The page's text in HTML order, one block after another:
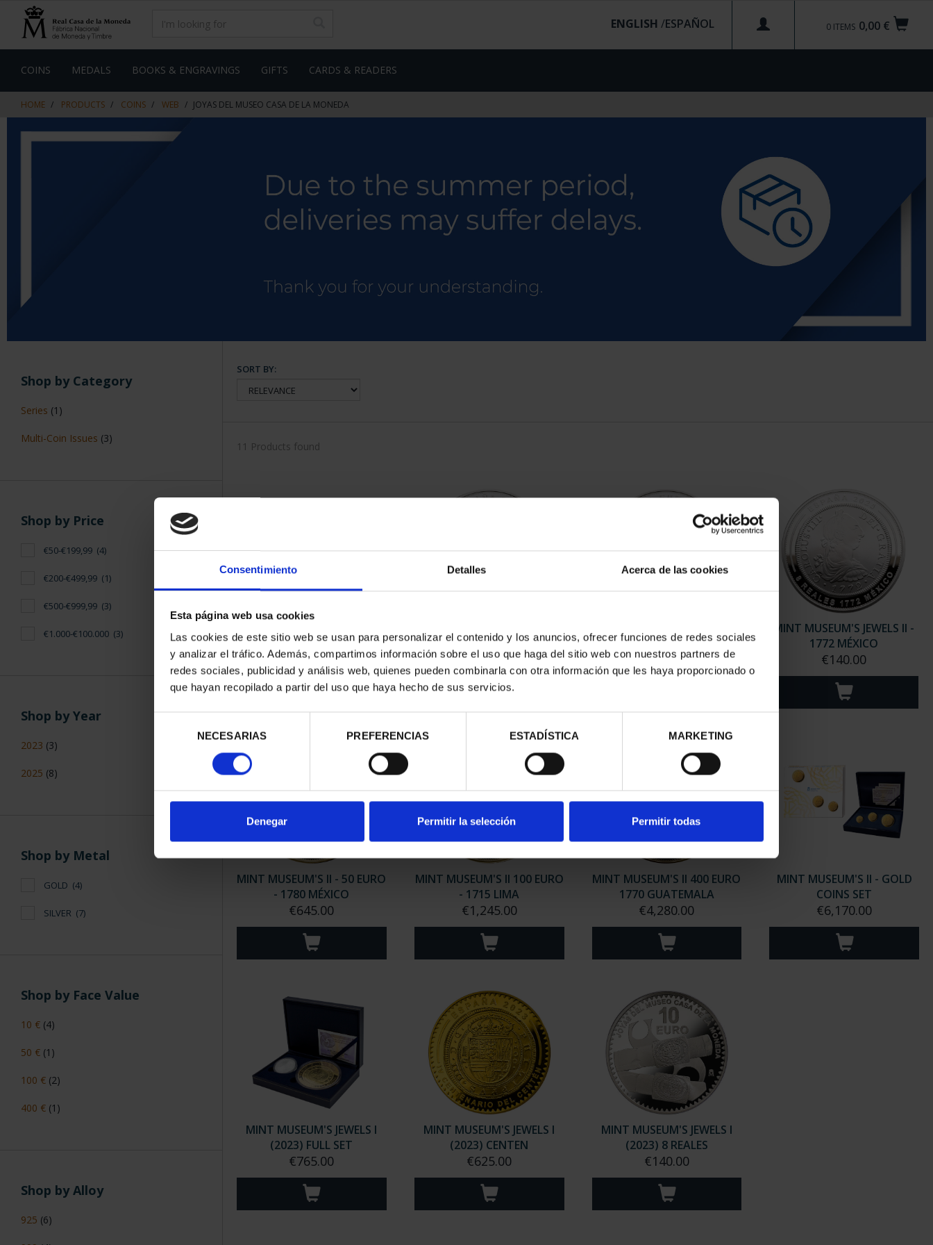
Consentimiento Detalles Acerca de las cookies
Esta página web usa cookies
Las cookies de este sitio web se usan para personalizar el contenido y los anuncios, ofrecer funciones de redes sociales
y analizar el tráfico. Además, compartimos información sobre el uso que haga del sitio web con nuestros partners de
redes sociales, publicidad y análisis web, quienes pueden combinarla con otra información que les haya proporcionado o
que hayan recopilado a partir del uso que haya hecho de sus servicios.
consentimiento
NECESARIAS PREFERENCIAS ESTADÍSTICA MARKETING
Denegar Permitir la selección Permitir todas
content
navigation
menu
0,00 €
0 ITEMS
ENGLISH /
COINS MEDALS BOOKS & ENGRAVINGS GIFTS CARDS & READERS
HOME PRODUCTS COINS WEB JOYAS DEL MUSEO CASA DE LA MONEDA
Shop by Category
Series (1)
Multi-Coin Issues (3)
Shop by Price
€50-€199,99 (4)
€200-€499,99 (1)
€500-€999,99 (3)
€1.000-€100.000 (3)
Shop by Year
2023 (3)
2025 (8)
Shop by Metal
GOLD (4)
SILVER (7)
Shop by Face Value
10 € (4)
50 € (1)
100 € (2)
400 € (1)
Shop by Alloy
925 (6)
SORT BY:
11 Products found
COINS SET
€420.00
1673 POTOSÍ
€140.00
1737 MÉXICO
€140.00
MINT MUSEUM'S JEWELS II -
1772 MÉXICO
€140.00
MINT MUSEUM'S II - 50 EURO
- 1780 MÉXICO
€645.00
MINT MUSEUM'S II 100 EURO
- 1715 LIMA
€1,245.00
MINT MUSEUM'S II 400 EURO
1770 GUATEMALA
€4,280.00
MINT MUSEUM'S II - GOLD
COINS SET
€6,170.00
MINT MUSEUM'S JEWELS I
(2023) FULL SET
€765.00
MINT MUSEUM'S JEWELS I
(2023) CENTEN
€625.00
MINT MUSEUM'S JEWELS I
(2023) 8 REALES
€140.00